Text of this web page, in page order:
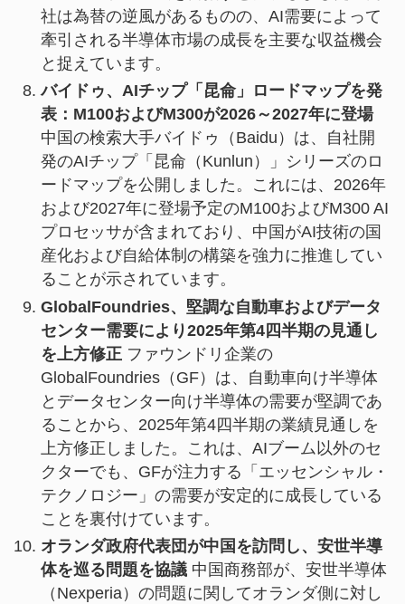
社は為替の逆風があるものの、AI需要によって
牽引される半導体市場の成長を主要な収益機会
と捉えています。
バイドゥ、AIチップ「昆侖」ロードマップを発
表：M100およびM300が2026～2027年に登場
中国の検索大手バイドゥ（Baidu）は、自社開
発のAIチップ「昆侖（Kunlun）」シリーズのロ
ードマップを公開しました。これには、2026年
および2027年に登場予定のM100およびM300 AI
プロセッサが含まれており、中国がAI技術の国
産化および自給体制の構築を強力に推進してい
ることが示されています。
GlobalFoundries、堅調な自動車およびデータ
センター需要により2025年第4四半期の見通し
を上方修正ファウンドリ企業の
GlobalFoundries（GF）は、自動車向け半導体
とデータセンター向け半導体の需要が堅調であ
ることから、2025年第4四半期の業績見通しを
上方修正しました。これは、AIブーム以外のセ
クターでも、GFが注力する「エッセンシャル・
テクノロジー」の需要が安定的に成長している
ことを裏付けています。
オランダ政府代表団が中国を訪問し、安世半導
体を巡る問題を協議中国商務部が、安世半導体
（Nexperia）の問題に関してオランダ側に対し